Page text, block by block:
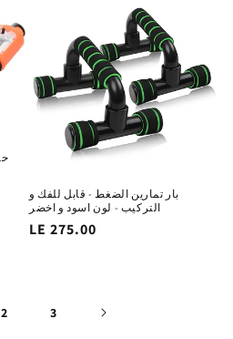
بار تمارين الضغط - قابل للفك و
التركيب - لون اسود و اخضر
السغر
LE 275.00
2 3